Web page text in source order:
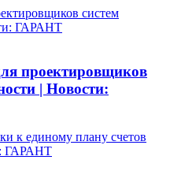
систем
ГАРАНТ
проектировщиков
| Новости:
к единому плану счетов
ГАРАНТ